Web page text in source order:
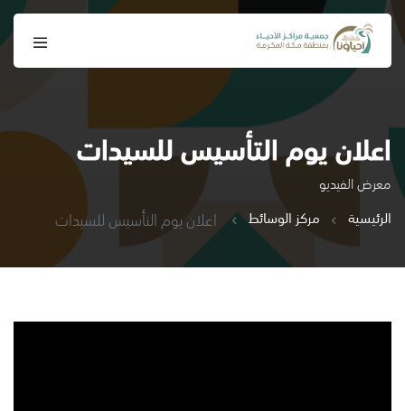
اعلان يوم التأسيس للسيدات
معرض الفيديو
الرئيسية
مركز الوسائط اعلان يوم التأسيس للسيدات